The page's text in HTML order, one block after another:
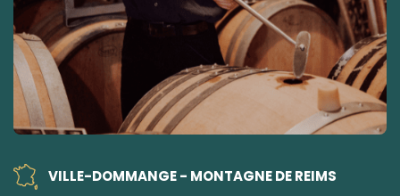
VILLE-DOMMANGE - MONTAGNE DE REIMS